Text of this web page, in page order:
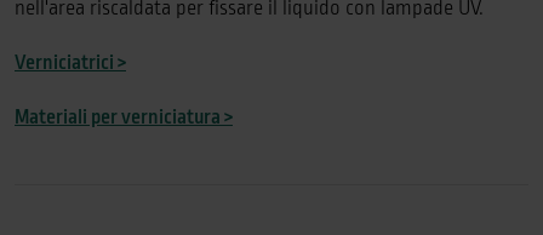
nell'area riscaldata per fissare il liquido con lampade UV.
Verniciatrici >
Materiali per verniciatura >